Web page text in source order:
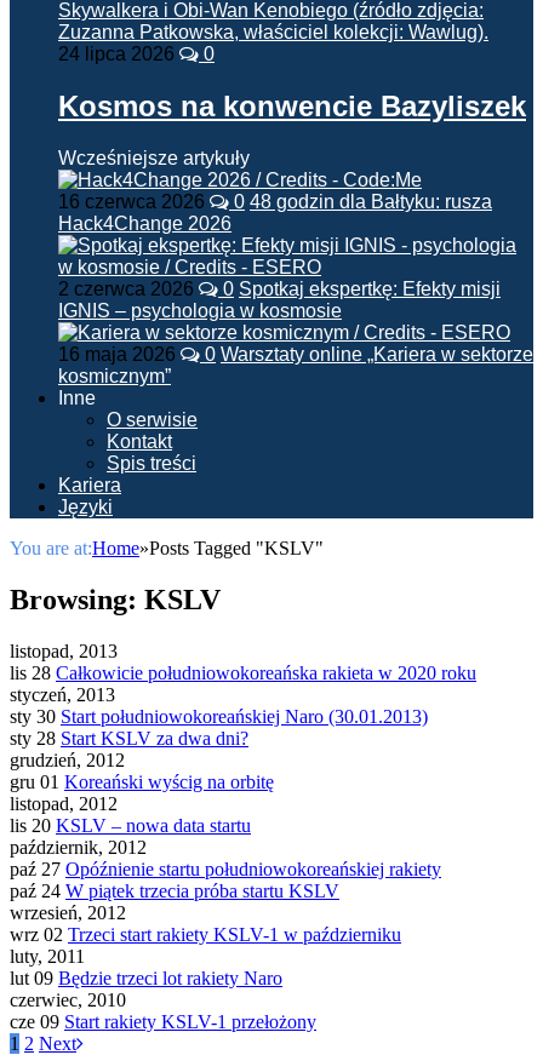
24 lipca 2026 0
Kosmos na konwencie Bazyliszek
Wcześniejsze artykuły
16 czerwca 2026 0 48 godzin dla Bałtyku: rusza
Hack4Change 2026
2 czerwca 2026 0 Spotkaj ekspertkę: Efekty misji
IGNIS – psychologia w kosmosie
16 maja 2026 0 Warsztaty online „Kariera w sektorze
kosmicznym”
Inne
O serwisie
Kontakt
Spis treści
Kariera
Języki
You are at:Home»Posts Tagged "KSLV"
Browsing: KSLV
listopad, 2013
lis 28 Całkowicie południowokoreańska rakieta w 2020 roku
styczeń, 2013
sty 30 Start południowokoreańskiej Naro (30.01.2013)
sty 28 Start KSLV za dwa dni?
grudzień, 2012
gru 01 Koreański wyścig na orbitę
listopad, 2012
lis 20 KSLV – nowa data startu
październik, 2012
paź 27 Opóźnienie startu południowokoreańskiej rakiety
paź 24 W piątek trzecia próba startu KSLV
wrzesień, 2012
wrz 02 Trzeci start rakiety KSLV-1 w październiku
luty, 2011
lut 09 Będzie trzeci lot rakiety Naro
czerwiec, 2010
cze 09 Start rakiety KSLV-1 przełożony
1 2 Next